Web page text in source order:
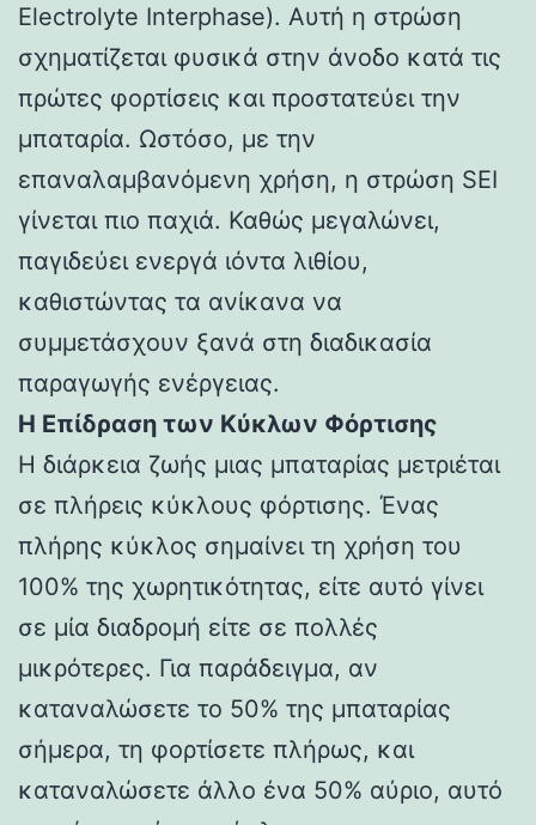
Electrolyte Interphase). Αυτή η στρώση
σχηματίζεται φυσικά στην άνοδο κατά τις
πρώτες φορτίσεις και προστατεύει την
μπαταρία. Ωστόσο, με την
επαναλαμβανόμενη χρήση, η στρώση SEI
γίνεται πιο παχιά. Καθώς μεγαλώνει,
παγιδεύει ενεργά ιόντα λιθίου,
καθιστώντας τα ανίκανα να
συμμετάσχουν ξανά στη διαδικασία
παραγωγής ενέργειας.
Η Επίδραση των Κύκλων Φόρτισης
Η διάρκεια ζωής μιας μπαταρίας μετριέται
σε πλήρεις κύκλους φόρτισης. Ένας
πλήρης κύκλος σημαίνει τη χρήση του
100% της χωρητικότητας, είτε αυτό γίνει
σε μία διαδρομή είτε σε πολλές
μικρότερες. Για παράδειγμα, αν
καταναλώσετε το 50% της μπαταρίας
σήμερα, τη φορτίσετε πλήρως, και
καταναλώσετε άλλο ένα 50% αύριο, αυτό